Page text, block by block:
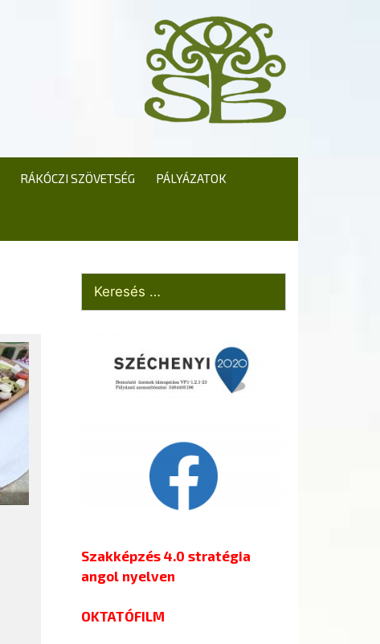
RÁKÓCZI SZÖVETSÉG PÁLYÁZATOK
Szakképzés 4.0 stratégia
angol nyelven
OKTATÓFILM